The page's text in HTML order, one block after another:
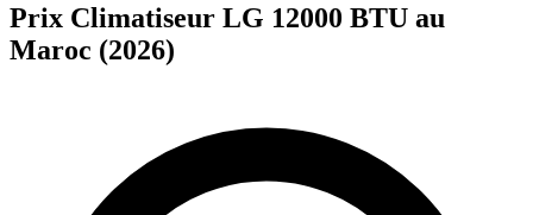
Prix Climatiseur LG 12000 BTU au
Maroc (2026)